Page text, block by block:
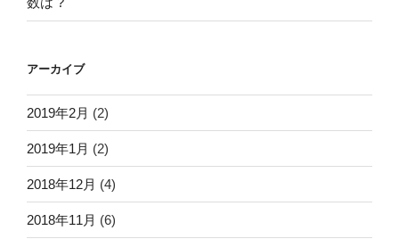
アーカイブ
2019年2月 (2)
2019年1月 (2)
2018年12月 (4)
2018年11月 (6)